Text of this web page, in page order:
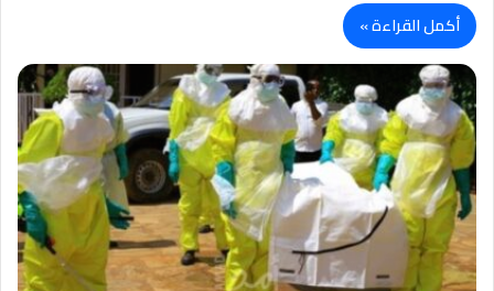
أكمل القراءة »